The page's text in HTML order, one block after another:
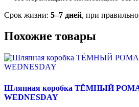
Срок жизни: 5–7 дней, при
Похожие товары
Шляпная коробка ТЁМНЫЙ
WEDNESDAY